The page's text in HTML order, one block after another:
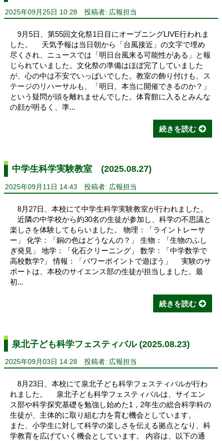
2025年09月25日 10:28 投稿者: 広報担当
9月5日、第55回文化祭1日目にオープニングLIVE行われま
した。 天気予報は当日朝から「台風接近」の文字で埋め
尽くされ、ニュースでは「明日台風来る可能性がある」と報
じられていました。文化祭の準備はほぼ完了していました
が、心の中は不安でいっぱいでした。教室の飾り付けも、ス
テージのリハーサルも、「明日、本当に開催できるのか？」
という疑問が頭を離れませんでした。体育館に入るとみんな
の顔が明るく、準...
続きを読む
中学生科学実験教室 (2025.08.27)
2025年09月11日 14:43 投稿者: 広報担当
8月27日、本校にて中学生科学実験教室が行われました。
近隣の中学校から約30名の生徒が参加し、科学の不思議と
楽しさを体験してもらいました。 物理：「ライントレーサ
ー」 化学：「銅の色はどうなんの？」 生物：「生物のふし
ぎ発見」 地学：「化石クリーニング」 数学：「中学数学で
高校数学?」 情報：「パワーポイントで遊ぼう」 実験のサ
ポートは、本校のサイエンス部の生徒が担当しました。最
初...
続きを読む
泉北子ども科学フェスティバル (2025.08.23)
2025年09月03日 14:28 投稿者: 広報担当
8月23日、本校にて泉北子ども科学フェスティバルが行わ
れました。 泉北子ども科学フェスティバルは、サイエン
ス部や科学探究基礎を勉強し始めた1，2年生の総合科学科の
生徒が、主体的に取り組む力を育む機会としています。
また、小学生に対して科学の楽しさを伝える拠点となり、科
学教育を広げていく機会としています。 内容は、以下の通